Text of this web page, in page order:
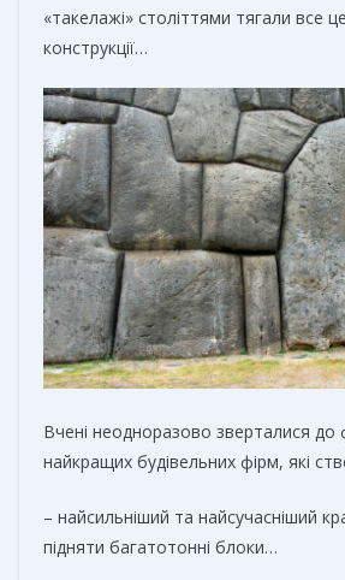
«такелажі» століттями тягали все
конструкції…
Вчені неодноразово зверталися до
найкращих будівельних фірм, які
– найсильніший та найсучасніший
підняти багатотонні блоки…